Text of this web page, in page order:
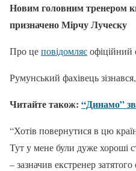
Новим головним тренером
призначено Мірчу Луческу
Про цеповідомляєофіційний
Румунський фахівець
Читайте також: “Динамо”
“Хотів повернутися в цю
Тут у мене були дуже хороші
– зазначив екстренер